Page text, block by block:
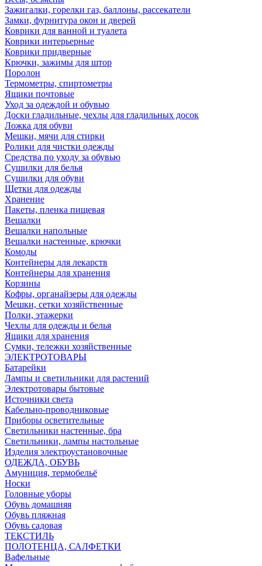
Зажигалки, горелки газ, баллоны, рассекатели
Замки, фурнитура окон и дверей
Коврики для ванной и туалета
Коврики интерьерные
Коврики придверные
Крючки, зажимы для штор
Поролон
Термометры, спиртометры
Ящики почтовые
Уход за одеждой и обувью
Доски гладильные, чехлы для гладильных досок
Ложка для обуви
Мешки, мячи для стирки
Ролики для чистки одежды
Средства по уходу за обувью
Сушилки для белья
Сушилки для обуви
Щетки для одежды
Хранение
Пакеты, пленка пищевая
Вешалки
Вешалки напольные
Вешалки настенные, крючки
Комоды
Контейнеры для лекарств
Контейнеры для хранения
Корзины
Кофры, органайзеры для одежды
Мешки, сетки хозяйственные
Полки, этажерки
Чехлы для одежды и белья
Ящики для хранения
Сумки, тележки хозяйственные
ЭЛЕКТРОТОВАРЫ
Батарейки
Лампы и светильники для растений
Электротовары бытовые
Источники света
Кабельно-проводниковые
Приборы осветительные
Светильники настенные, бра
Светильники, лампы настольные
Изделия электроустановочные
ОДЕЖДА, ОБУВЬ
Амуниция, термобельё
Носки
Головные уборы
Обувь домашняя
Обувь пляжная
Обувь садовая
ТЕКСТИЛЬ
ПОЛОТЕНЦА, САЛФЕТКИ
Вафельные